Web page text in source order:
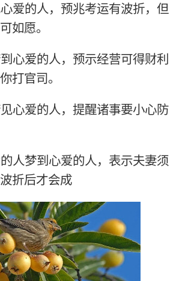
爱的人，预兆考运有波折，但
如愿。
心爱的人，预示经营可得财利
打官司。
心爱的人，提醒诸事要小心防
人梦到心爱的人，表示夫妻须
折后才会成